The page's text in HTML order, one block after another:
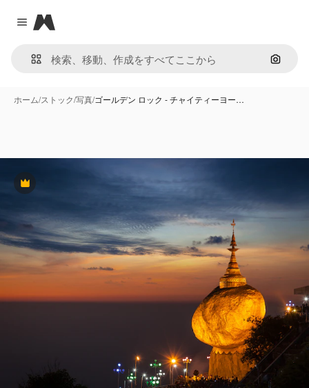
Close menu
Magnific
画像で
ホーム/ストック/写真/ゴールデン ロック - チャイティーヨー…
Premium